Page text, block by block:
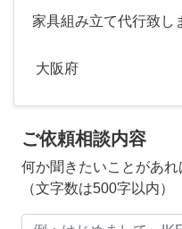
家具組み立て代行致し
大阪府
ご依頼相談内容
何か聞きたいことがあ
（文字数は500字以内）